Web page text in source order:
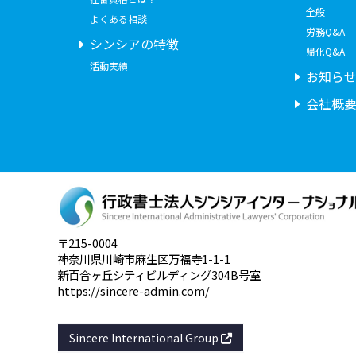
よくある相談
シンシアの特徴
活動実績
全般
労務Q&A
帰化Q&A
お知らせ
会社概
〒215-0004
神奈川県川崎市麻生区万福寺1-1-1
新百合ヶ丘シティビルディング304B号室
https://sincere-admin.com/
Sincere International Group